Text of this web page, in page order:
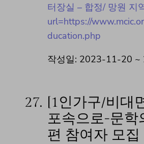
터장실 – 합정/ 망원 지
url=https://
ducation.php
작성일: 2023-11-20
27. [1인가구/비대
포속으로-문학
편 참여자 모집